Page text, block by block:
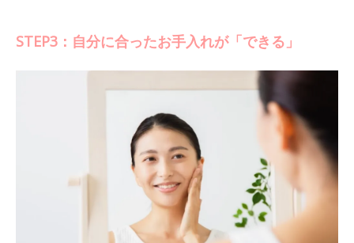
STEP3：自分に合ったお手入れが「できる」